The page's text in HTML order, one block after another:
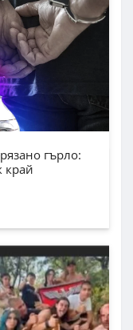
гърло:
край